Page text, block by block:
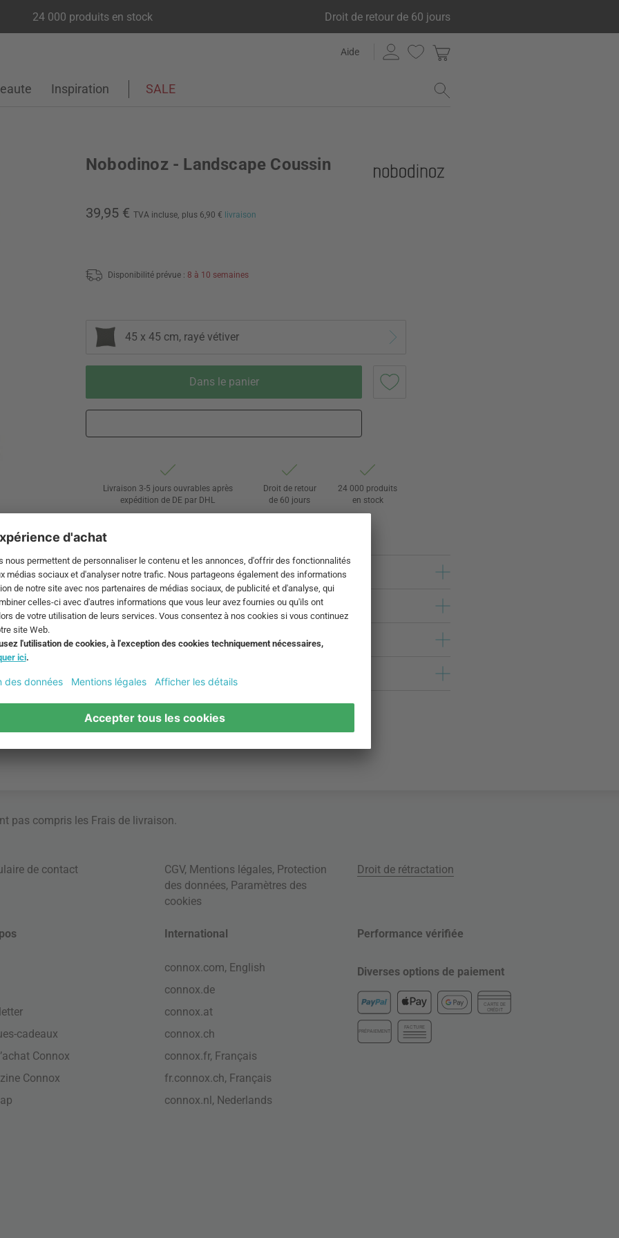
24 000 produits en stock Droit de retour de 60 jours
Aide
Inspiration SALE
Nobodinoz - Landscape Coussin
39,95 € TVA incluse, plus 6,90 € livraison
Disponibilité prévue : 8 à 10 semaines
45 x 45 cm, rayé vétiver
Dans le panier
Livraison 3-5 jours ouvrables après
expédition de DE par DHL
Droit de retour
de 60 jours
24 000 produits
en stock
pas compris les Frais de livraison.
de contact CGV, Mentions légales, Protection
des données, Paramètres des
cookies
Droit de rétractation
cadeaux
Connox
Connox
International
connox.com, English
connox.de
connox.at
connox.ch
connox.fr, Français
fr.connox.ch, Français
connox.nl, Nederlands
Performance vérifiée
Diverses options de paiement
CARTE DE
CRÉDIT
PRÉPAIEMENT
FACTURE